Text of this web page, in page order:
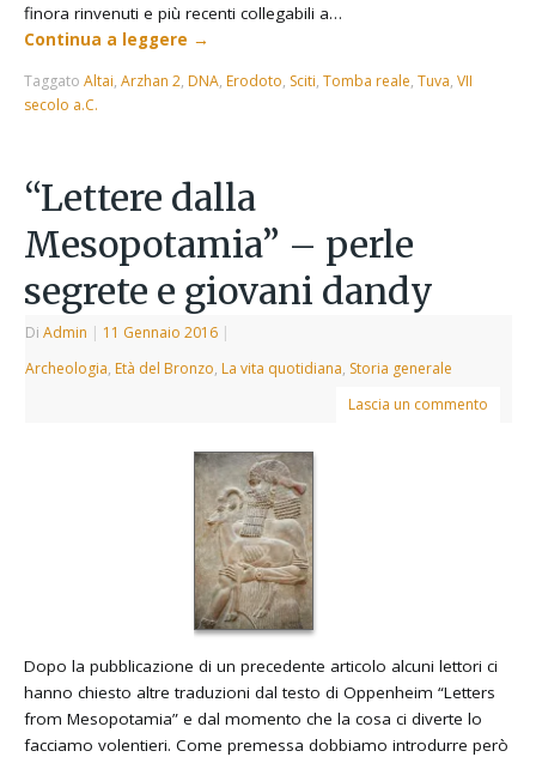
finora rinvenuti e più recenti collegabili a…
Continua a leggere →
TaggatoAltai,Arzhan 2, DNA, Erodoto, Sciti,Tomba reale,Tuva,VII
secolo a.C.
“Lettere dalla
Mesopotamia” – perle
segrete e giovani dandy
DiAdmin | 11 Gennaio 2016 |
Archeologia, Età del Bronzo, La vita quotidiana, Storia generale
Lascia un commento
Dopo la pubblicazione di un precedente articolo alcuni lettori ci
hanno chiesto altre traduzioni dal testo di Oppenheim “Letters
from Mesopotamia” e dal momento che la cosa ci diverte lo
facciamo volentieri. Come premessa dobbiamo introdurre però